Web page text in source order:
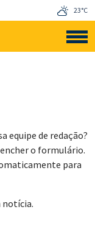
23°C
equipe de redação?
o formulário.
para
notícia.